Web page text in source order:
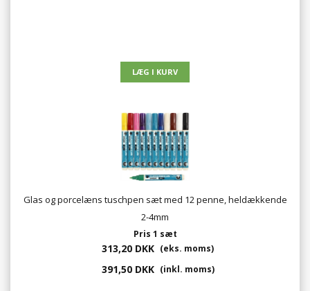
Glas og porcelæns tuschpen sæt med 12 penne, heldækkende
2-4mm
Pris 1 sæt
313,20 DKK (eks. moms)
391,50 DKK (inkl. moms)